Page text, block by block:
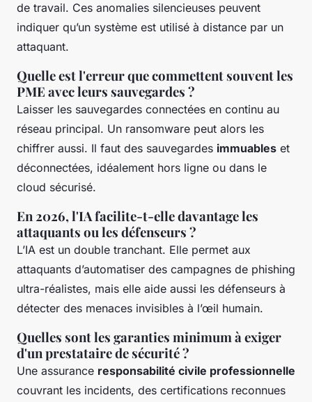
de travail. Ces anomalies silencieuses peuvent
indiquer qu’un système est utilisé à distance par un
attaquant.
Quelle est l'erreur que commettent souvent les
PME avec leurs sauvegardes ?
Laisser les sauvegardes connectées en continu au
réseau principal. Un ransomware peut alors les
chiffrer aussi. Il faut des sauvegardes immuables et
déconnectées, idéalement hors ligne ou dans le
cloud sécurisé.
En 2026, l'IA facilite-t-elle davantage les
attaquants ou les défenseurs ?
L’IA est un double tranchant. Elle permet aux
attaquants d’automatiser des campagnes de phishing
ultra-réalistes, mais elle aide aussi les défenseurs à
détecter des menaces invisibles à l’œil humain.
Quelles sont les garanties minimum à exiger
d'un prestataire de sécurité ?
Une assurance responsabilité civile professionnelle
couvrant les incidents, des certifications reconnues